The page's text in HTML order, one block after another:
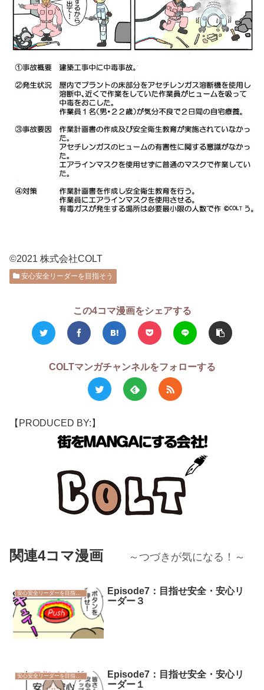
©2021 株式会社COLT
安心安全リーダーを目指そう
この4コマ漫画をシェアする
COLTマンガチャンネルをフォローする
【PRODUCED BY:】
関連4コマ漫画 ～つづきが気になる！～
安心安全リーダーを目指そう
Episode7：目指せ安全・安心リ
ーダー３
安心安全リーダーを目指そう
Episode7：目指せ安全・安心リ
ーダー１